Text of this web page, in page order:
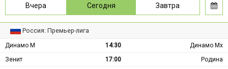
Вчера Сегодня Завтра
Россия: Премьер-лига
Динамо М 14:30
Динамо Мх
Зенит
17:00
Родина